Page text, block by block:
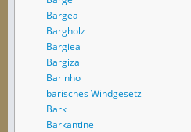
Bargea
Bargholz
Bargiea
Bargiza
Barinho
barisches Windgesetz
Bark
Barkantine